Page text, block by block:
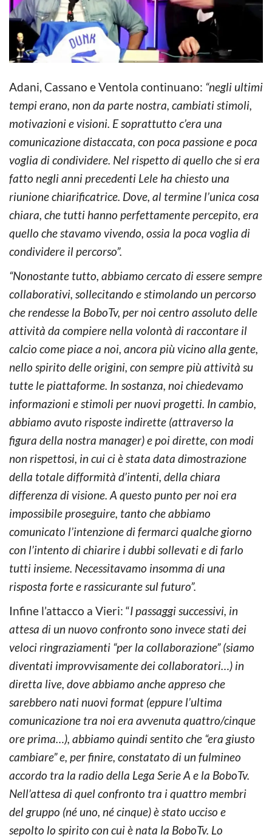
Adani, Cassano e Ventola continuano: “negli ultimi
tempi erano, non da parte nostra, cambiati stimoli,
motivazioni e visioni. E soprattutto c’era una
comunicazione distaccata, con poca passione e poca
voglia di condividere. Nel rispetto di quello che si era
fatto negli anni precedenti Lele ha chiesto una
riunione chiarificatrice. Dove, al termine l’unica cosa
chiara, che tutti hanno perfettamente percepito, era
quello che stavamo vivendo, ossia la poca voglia di
condividere il percorso”.
“Nonostante tutto, abbiamo cercato di essere sempre
collaborativi, sollecitando e stimolando un percorso
che rendesse la BoboTv, per noi centro assoluto delle
attività da compiere nella volontà di raccontare il
calcio come piace a noi, ancora più vicino alla gente,
nello spirito delle origini, con sempre più attività su
tutte le piattaforme. In sostanza, noi chiedevamo
informazioni e stimoli per nuovi progetti. In cambio,
abbiamo avuto risposte indirette (attraverso la
figura della nostra manager) e poi dirette, con modi
non rispettosi, in cui ci è stata data dimostrazione
della totale difformità d’intenti, della chiara
differenza di visione. A questo punto per noi era
impossibile proseguire, tanto che abbiamo
comunicato l’intenzione di fermarci qualche giorno
con l’intento di chiarire i dubbi sollevati e di farlo
tutti insieme. Necessitavamo insomma di una
risposta forte e rassicurante sul futuro”.
Infine l’attacco a Vieri: “I passaggi successivi, in
attesa di un nuovo confronto sono invece stati dei
veloci ringraziamenti “per la collaborazione” (siamo
diventati improvvisamente dei collaboratori…) in
diretta live, dove abbiamo anche appreso che
sarebbero nati nuovi format (eppure l’ultima
comunicazione tra noi era avvenuta quattro/cinque
ore prima…), abbiamo quindi sentito che “era giusto
cambiare” e, per finire, constatato di un fulmineo
accordo tra la radio della Lega Serie A e la BoboTv.
Nell’attesa di quel confronto tra i quattro membri
del gruppo (né uno, né cinque) è stato ucciso e
sepolto lo spirito con cui è nata la BoboTv. Lo